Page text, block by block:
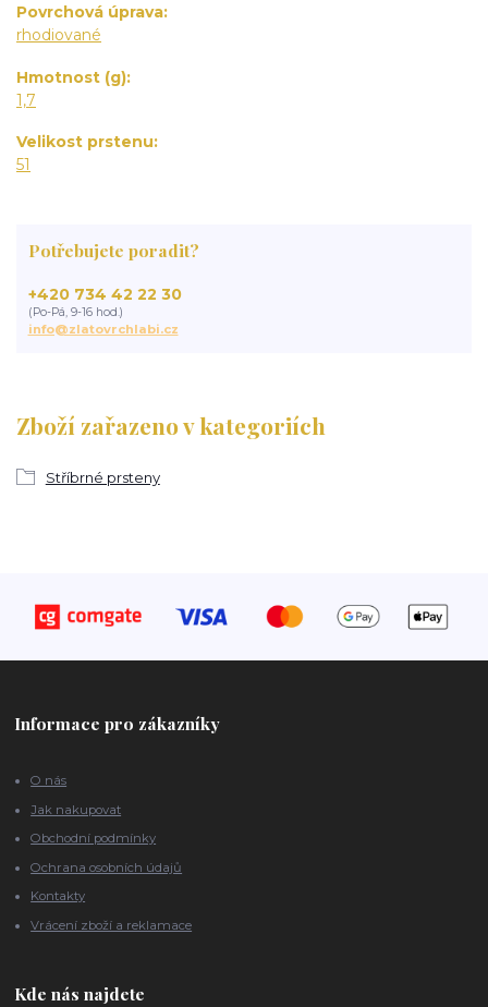
Povrchová úprava
rhodiované
Hmotnost (g)
1,7
Velikost prstenu
51
Zboží zařazeno v kategoriích
Stříbrné prsteny
Potřebujete poradit?
+420 734 42 22 30
(Po-Pá, 9-16 hod.)
info@zlatovrchlabi.cz
Informace pro zákazníky
O nás
Jak nakupovat
Obchodní podmínky
Ochrana osobních údajů
Kontakty
Vrácení zboží a reklamace
Kde nás najdete